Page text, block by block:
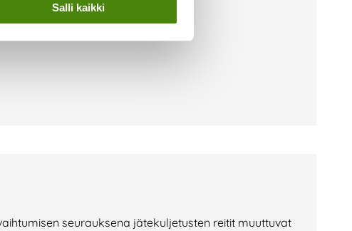
Salli kaikki
seurauksena jätekuljetusten reitit muuttuvat